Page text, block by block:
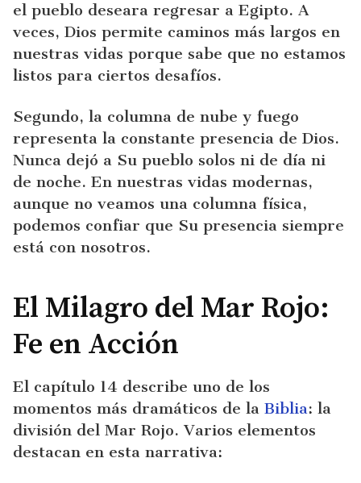
el pueblo deseara regresar a Egipto. A
veces, Dios permite caminos más largos en
nuestras vidas porque sabe que no estamos
listos para ciertos desafíos.
Segundo, la columna de nube y fuego
representa la constante presencia de Dios.
Nunca dejó a Su pueblo solos ni de día ni
de noche. En nuestras vidas modernas,
aunque no veamos una columna física,
podemos confiar que Su presencia siempre
está con nosotros.
El Milagro del Mar Rojo:
Fe en Acción
El capítulo 14 describe uno de los
momentos más dramáticos de la Biblia: la
división del Mar Rojo. Varios elementos
destacan en esta narrativa: